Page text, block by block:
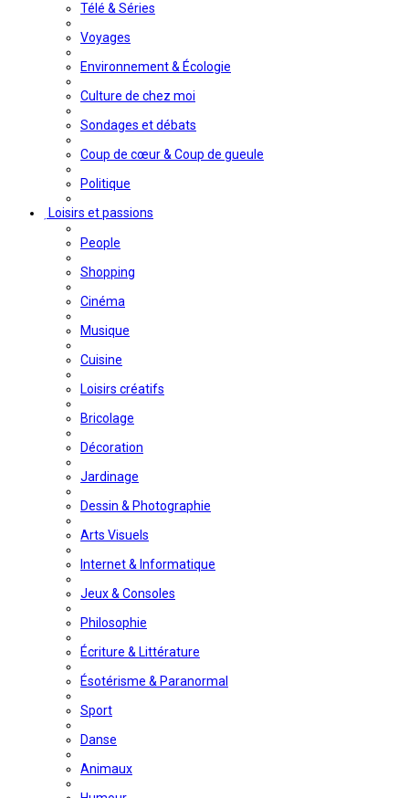
Télé & Séries
Voyages
Environnement & Écologie
Culture de chez moi
Sondages et débats
Coup de cœur & Coup de gueule
Politique
Loisirs et passions
People
Shopping
Cinéma
Musique
Cuisine
Loisirs créatifs
Bricolage
Décoration
Jardinage
Dessin & Photographie
Arts Visuels
Internet & Informatique
Jeux & Consoles
Philosophie
Écriture & Littérature
Ésotérisme & Paranormal
Sport
Danse
Animaux